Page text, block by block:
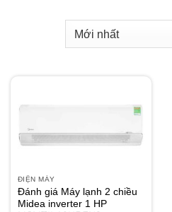
ĐIỆN MÁY
Đánh giá Máy lạnh 2 chiều
Midea inverter 1 HP